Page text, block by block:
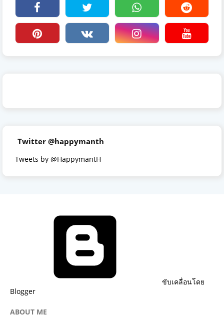
Twitter @happymanth
Tweets by @HappymantH
ขับเคลื่อนโดย
Blogger
ABOUT ME